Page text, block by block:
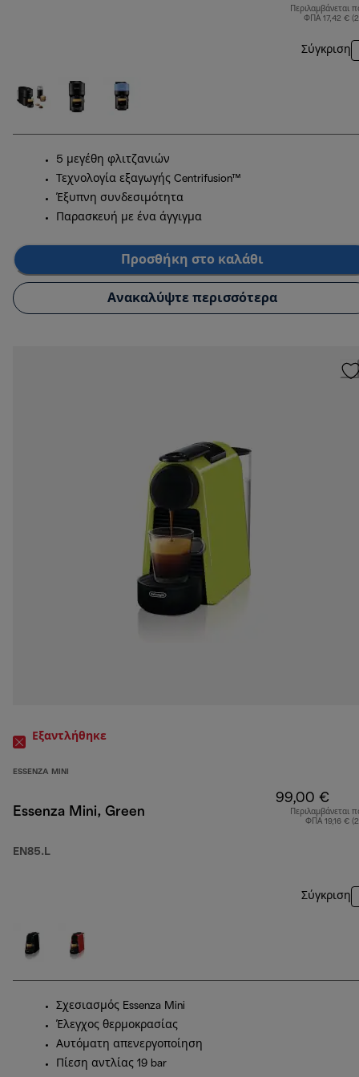
Περιλαμβάνεται
ΦΠΑ 17,42 €
Σύγκριση
5 μεγέθη φλιτζανιών
Τεχνολογία εξαγωγής Centrifusion™
Έξυπνη συνδεσιμότητα
Παρασκευή με ένα άγγιγμα
Προσθήκη στο καλάθι
Ανακαλύψτε περισσότερα
Εξαντλήθηκε
ESSENZA MINI
Essenza Mini, Green
EN85.L
99,00 €
Περιλαμβάνεται
ΦΠΑ 19,16 €
Σύγκριση
Σχεσιασμός Essenza Mini
Έλεγχος θερμοκρασίας
Αυτόματη απενεργοποίηση
Πίεση αντλίας 19 bar